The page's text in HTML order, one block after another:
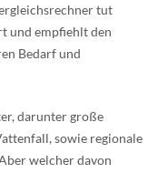
tut
und empfiehlt den
Bedarf und
darunter große
sowie regionale
welcher davon